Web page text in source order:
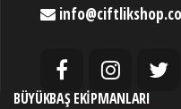
BÜYÜKBAŞ EKIPMANLARI